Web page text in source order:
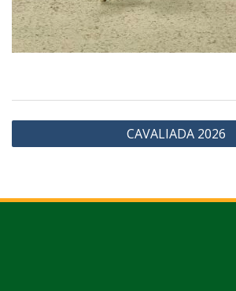
Nawigacja
wpisu
CAVALIADA 2026